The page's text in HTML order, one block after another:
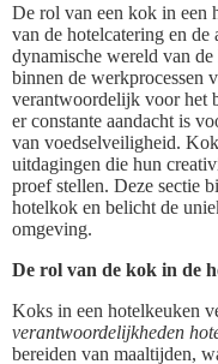
De rol van een kok in een
van de hotelcatering en de
dynamische wereld van
binnen de werkprocessen
verantwoordelijk voor het
er constante aandacht is
van voedselveiligheid.
uitdagingen die hun
proef stellen. Deze sectie
hotelkok en belicht de
omgeving.
De rol van de kok in de
Koks in een hotelkeuken
verantwoordelijkheden
bereiden van maaltijden,